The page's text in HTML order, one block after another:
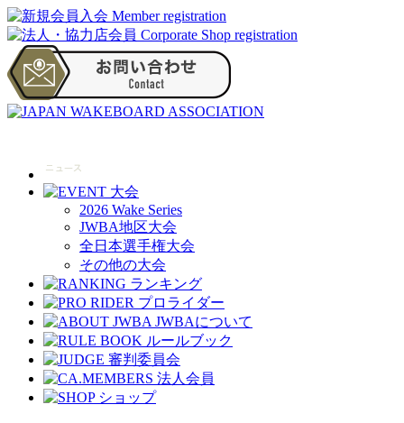
2026 Wake Series
JWBA地区大会
全日本選手権大会
その他の大会